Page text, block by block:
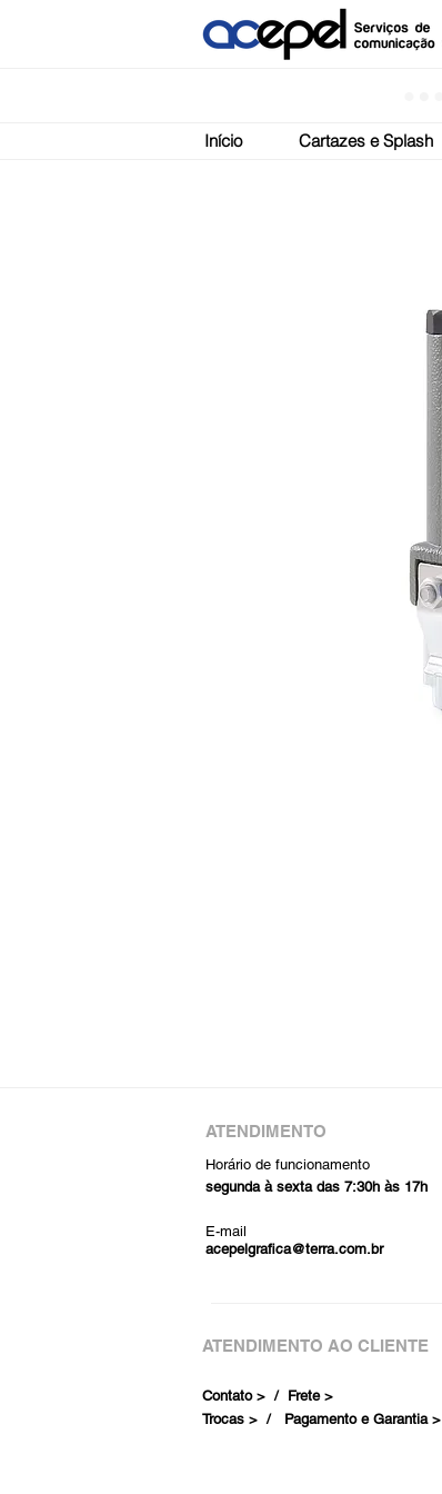
Início Cartazes e Splash
ATENDIMENTO
Horário de funcionamento
segunda à sexta das 7:30h às 17h
E-mail
acepelgrafica@terra.com.br
ATENDIMENTO AO CLIENTE
Contato > / Frete >
Trocas > / Pagamento e Garantia >